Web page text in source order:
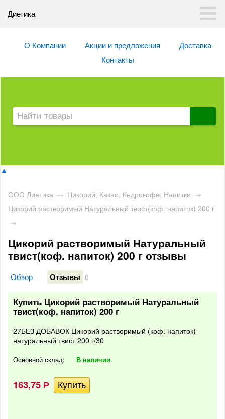
Диетика
О Компании Акции и предложения
Доставка
Контакты
▲
ООО Диетика → Цикорий, Какао, Кедрокофе, Напитки →
Цикорий растворимый Натуральный твист(коф. напиток) 200 г
→
Цикорий растворимый Натуральный
твист(коф. напиток) 200 г отзывы
Обзор Отзывы 0
Купить Цикорий растворимый Натуральный
твист(коф. напиток) 200 г
27БЕЗ ДОБАВОК Цикорий растворимый (коф. напиток)
натуральный твист 200 г/30
Основной склад: В наличии
163,75 Р